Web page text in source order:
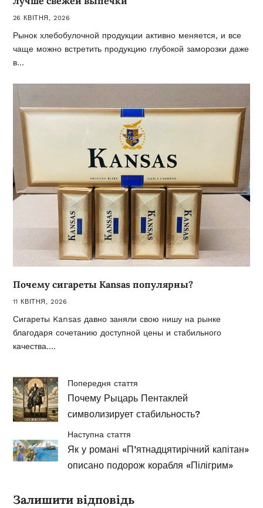
26 КВІТНЯ, 2026
Рынок хлебобулочной продукции активно меняется, и все
чаще можно встретить продукцию глубокой заморозки даже
в…
Почему сигареты Kansas популярны?
11 КВІТНЯ, 2026
Сигареты Kansas давно заняли свою нишу на рынке
благодаря сочетанию доступной цены и стабильного
качества.…
Попередня стаття
Почему Рыцарь Пентаклей
символизирует стабильность?
Наступна стаття
Як у романі «П’ятнадцятирічний капітан»
описано подорож корабля «Пілігрим»
Залишити відповідь